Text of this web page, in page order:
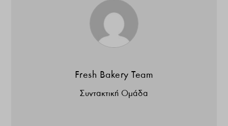
Fresh Bakery Team
Συντακτική Ομάδα